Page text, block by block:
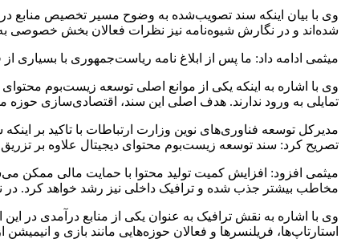
وی با بیان اینکه سند تصویب‌شده به وضوح مسیر تخصیص منابع
شده‌اند و در نگارش شیوه‌نامه نیز نظرات فعالان بخش
میثمی ادامه داد: ما پس از ابلاغ نامه ریاست‌جمهوری با بسیاری
وی با اشاره به اینکه یکی از موانع اصلی توسعه زیست‌بوم
تمایلی به ورود ندارند. هدف اصلی این سند، اقتصادی‌سازی حوزه
مدیرکل توسعه فناوری‌های نوین وزارت ارتباطات با تاکید بر
تصریح کرد: سند توسعه زیست‌بوم محتوای دیجیتال علاوه بر
میثمی افزود: افزایش کمیت تولید محتوا با حمایت مالی ممکن
مخاطب بیشتر جذب شده و ترافیک داخلی نیز رشد خواهد کرد. در
وی با اشاره به نقش ترافیک به عنوان یکی از منابع درآمدی در
استارتاپ‌ها، فریلنسرها و فعالان حوزه‌هایی مانند بازی و